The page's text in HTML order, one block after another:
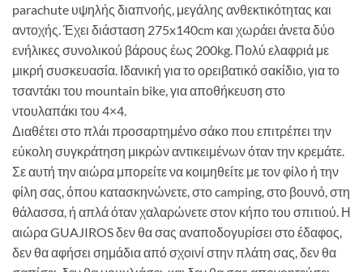
parachute υψηλής διαπνοής, μεγάλης ανθεκτικότητας και
αντοχής. Έχει διάσταση 275x140cm και χωράει άνετα δύο
ενήλικες συνολικού βάρους έως 200kg. Πολύ ελαφριά με
μικρή συσκευασία. Ιδανική για το ορειβατικό σακίδιο, για το
τσαντάκι του mountain bike, για αποθήκευση στο
ντουλαπάκι του 4×4.
Διαθέτει στο πλάι προσαρτημένο σάκο που επιτρέπει την
εύκολη συγκράτηση μικρών αντικειμένων όταν την κρεμάτε.
Σε αυτή την αιώρα μπορείτε να κοιμηθείτε με τον φίλο ή την
φίλη σας, όπου κατασκηνώνετε, στο camping, στο βουνό, στη
θάλασσα, ή απλά όταν χαλαρώνετε στον κήπο του σπιτιού. Η
αιώρα GUAJIROS δεν θα σας αναποδογυρίσει στο έδαφος,
δεν θα αφήσει σημάδια από σχοινί στην πλάτη σας, δεν θα